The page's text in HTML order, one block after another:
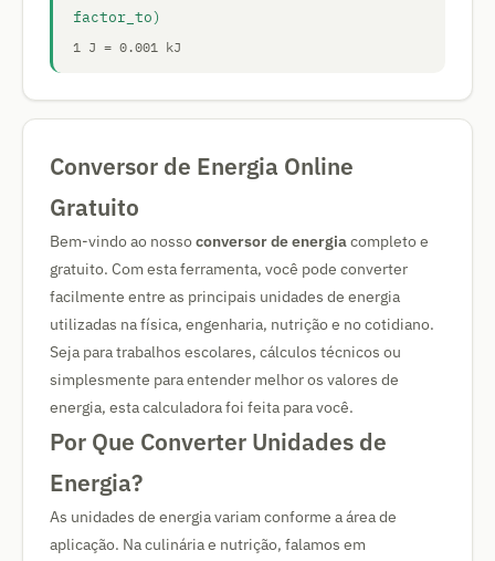
factor_to)
1 J = 0.001 kJ
Conversor de Energia Online
Gratuito
Bem-vindo ao nossoconversor de energiacompleto e
gratuito. Com esta ferramenta, você pode converter
facilmente entre as principais unidades de energia
utilizadas na física, engenharia, nutrição e no cotidiano.
Seja para trabalhos escolares, cálculos técnicos ou
simplesmente para entender melhor os valores de
energia, esta calculadora foi feita para você.
Por Que Converter Unidades de
Energia?
As unidades de energia variam conforme a área de
aplicação. Na culinária e nutrição, falamos em